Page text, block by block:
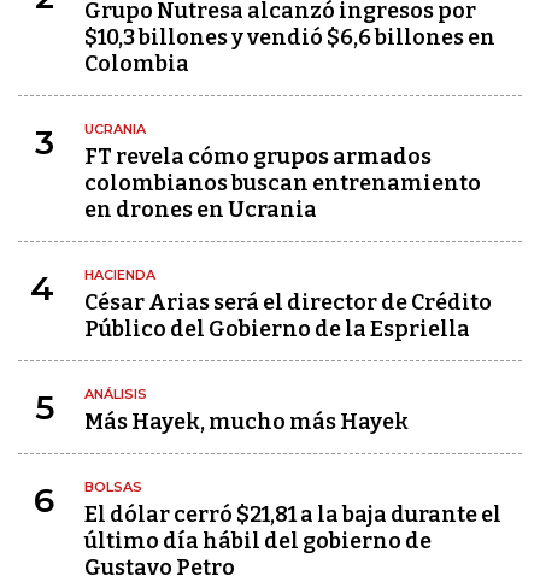
Grupo Nutresa alcanzó ingresos por
$10,3 billones y vendió $6,6 billones en
Colombia
3 UCRANIA
FT revela cómo grupos armados
colombianos buscan entrenamiento
en drones en Ucrania
4 HACIENDA
César Arias será el director de Crédito
Público del Gobierno de la Espriella
5 ANÁLISIS
Más Hayek, mucho más Hayek
6 BOLSAS
El dólar cerró $21,81 a la baja durante el
último día hábil del gobierno de
Gustavo Petro